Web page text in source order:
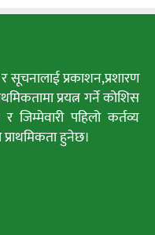
सूचनालाई प्रकाशन,प्रशारण
प्रयत्न गर्ने कोशिस
जिम्मेवारी पहिलो कर्तव्य
हुनेछ।